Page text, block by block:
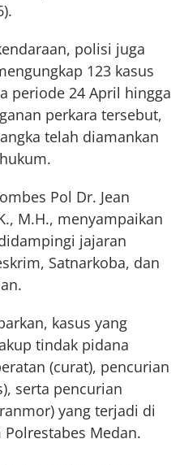
polisi juga
123 kasus
periode 24 April hingga
perkara tersebut,
telah diamankan
Pol Dr. Jean
M.H., menyampaikan
jajaran
Satnarkoba, dan
kasus yang
tindak pidana
(curat), pencurian
serta pencurian
yang terjadi di
Medan.